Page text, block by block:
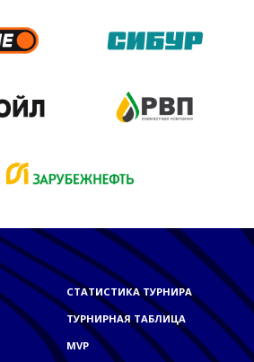
СТАТИСТИКА ТУРНИРА
ТУРНИРНАЯ ТАБЛИЦА
MVP